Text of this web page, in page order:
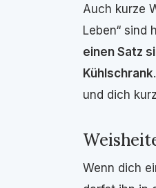
Auch kurze
Leben“ sind
einen Satz
Kühlschrank
und dich
Wenn dich